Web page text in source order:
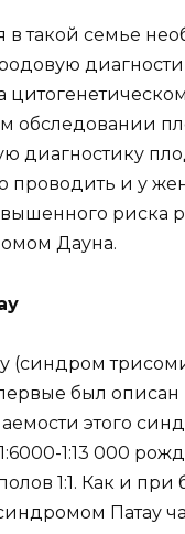
в такой семье
обследовании
диагностику
проводить и у
риска
Дауна.
(синдром
был описан
этого
1:13 000
1:1. Как и при
Патау